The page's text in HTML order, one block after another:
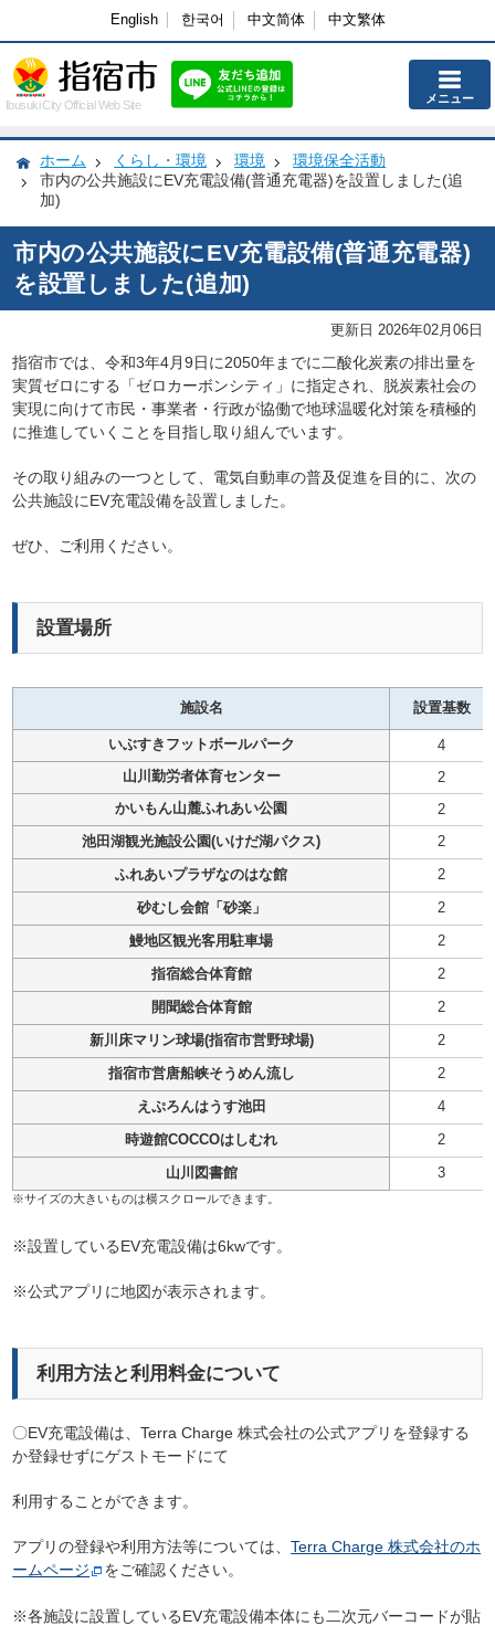
English 한국어 中文简体 中文繁体
Ibusuki City Official Web Site メニュー
ホーム くらし・環境 環境
環境保全活動
市内の公共施設にEV充電設備(普通充電器)を設置しました(追
加)
市内の公共施設にEV充電設備(普通充電器)
を設置しました(追加)
更新日 2026年02月06日
指宿市では、令和3年4月9日に2050年までに二酸化炭素の排出量を
実質ゼロにする「ゼロカーボンシティ」に指定され、 脱炭素社会の
実現に向けて市民・事業者・行政が協働で地球温暖化対策を積極的
に推進していくことを目指し取り組んでいます。
その取り組みの一つとして、電気自動車の普及促進を目的に、次の
公共施設にEV充電設備を設置しました。
ぜひ、ご利用ください。
設置場所
施設名 設置基数
いぶすきフットボールパーク
4
山川勤労者体育センター
2
かいもん山麓ふれあい公園
2
池田湖観光施設公園(いけだ湖パクス) 2
ふれあいプラザなのはな館 2
砂むし会館「砂楽」 2
鰻地区観光客用駐車場 2
指宿総合体育館 2
開聞総合体育館 2
新川床マリン球場(指宿市営野球場) 2
指宿市営唐船峡そうめん流し 2
えぷろんはうす池田 4
時遊館COCCOはしむれ 2
山川図書館 3
※設置しているEV充電設備は6kwです。
※公式アプリに地図が表示されます。
利用方法と利用料金について
〇EV充電設備は、Terra Charge 株式会社の公式アプリを登録する
か登録せずにゲストモードにて
利用することができます。
アプリの登録や利用方法等については、Terra Charge 株式会社のホ
ームページ
をご確認ください。
※各施設に設置しているEV充電設備本体にも二次元バーコードが貼